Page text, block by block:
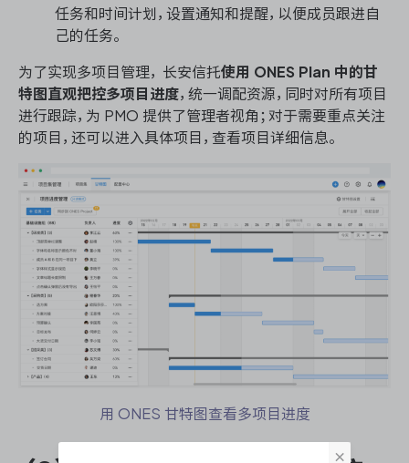
任务和时间计划，设置通知和提醒，以便成员跟进自
己的任务。
为了实现多项目管理， 长安信托使用 ONES Plan 中的甘
特图直观把控多项目进度，统一调配资源，同时对所有项目
进行跟踪，为 PMO 提供了管理者视角；对于需要重点关注
的项目，还可以进入具体项目，查看项目详细信息。
用 ONES 甘特图查看多项目进度
×